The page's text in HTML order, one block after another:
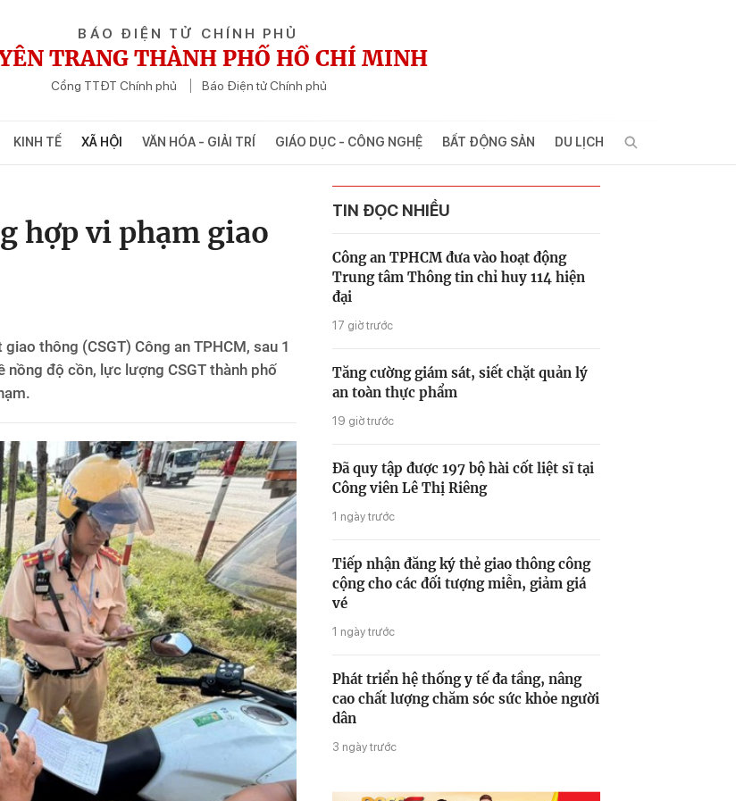
BÁO ĐIỆN TỬ CHÍNH PHỦ
TRANG THÀNH PHỐ HỒ CHÍ MINH
Cổng TTĐT Chính phủ Báo Điện tử Chính phủ
KINH TẾ XÃ HỘI VĂN HÓA - GIẢI TRÍ GIÁO DỤC - CÔNG NGHỆ BẤT ĐỘNG SẢN DU LỊCH
hợp vi phạm giao
thông (CSGT) Công an TPHCM, sau 1
độ cồn, lực lượng CSGT thành phố
TIN ĐỌC NHIỀU
Công an TPHCM đưa vào hoạt động
Trung tâm Thông tin chỉ huy 114 hiện
đại
17 giờ trước
Tăng cường giám sát, siết chặt quản lý
an toàn thực phẩm
19 giờ trước
Đã quy tập được 197 bộ hài cốt liệt sĩ tại
Công viên Lê Thị Riêng
1 ngày trước
Tiếp nhận đăng ký thẻ giao thông công
cộng cho các đối tượng miễn, giảm giá
vé
1 ngày trước
Phát triển hệ thống y tế đa tầng, nâng
cao chất lượng chăm sóc sức khỏe người
dân
3 ngày trước